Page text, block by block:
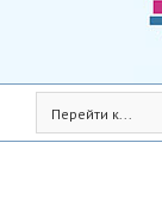
Перейти к...